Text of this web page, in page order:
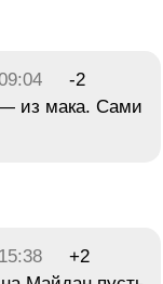
-2
из мака. Сами
+2